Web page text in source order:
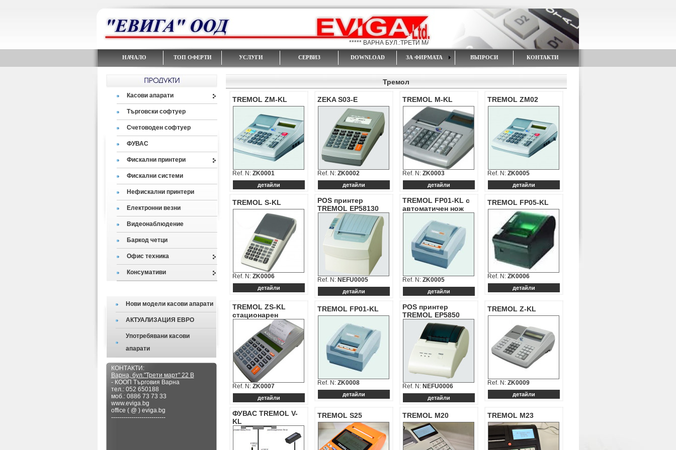
***** ВАРНА БУЛ.:ТРЕТИ МАРТ" 22 В *****
НАЧАЛО ТОП ОФЕРТИ УСЛУГИ СЕРВИЗ DOWNLOAD ЗА ФИРМАТА ВЪПРОСИ КОНТАКТИ
Касови апарати
Търговски софтуер
Счетоводен софтуер
ФУВАС
Фискални принтери
Фискални системи
Нефискални принтери
Електронни везни
Видеонаблюдение
Баркод четци
Офис техника
Консумативи
Нови модели касови апарати
АКТУАЛИЗАЦИЯ ЕВРО
Употребявани касови
апарати
КОНТАКТИ:
Варна, бул."Трети март" 22 В
- КООП Търговия Варна
тел.: 052 650188
моб.: 0886 73 73 33
www.eviga.bg
office ( @ ) eviga.bg
---------------------------
Тремол
TREMOL ZM-KL
Ref. N:ZK0001
детайли
ZEKA S03-E
Ref. N:ZK0002
детайли
TREMOL M-KL
Ref. N:ZK0003
детайли
TREMOL ZM02
Ref. N:ZK0005
детайли
TREMOL S-KL
Ref. N:ZK0006
детайли
POS принтер
TREMOL EP58130
Ref. N:NEFU0005
детайли
TREMOL FP01-KL с
автоматичен нож
Ref. N:ZK0005
детайли
TREMOL FP05-KL
Ref. N:ZK0006
детайли
TREMOL ZS-KL
стационарен
Ref. N:ZK0007
детайли
TREMOL FP01-KL
Ref. N:ZK0008
детайли
POS принтер
TREMOL EP5850
Ref. N:NEFU0006
детайли
TREMOL Z-KL
Ref. N:ZK0009
детайли
ФУВАС TREMOL V-
KL
TREMOL S25 TREMOL M20 TREMOL M23